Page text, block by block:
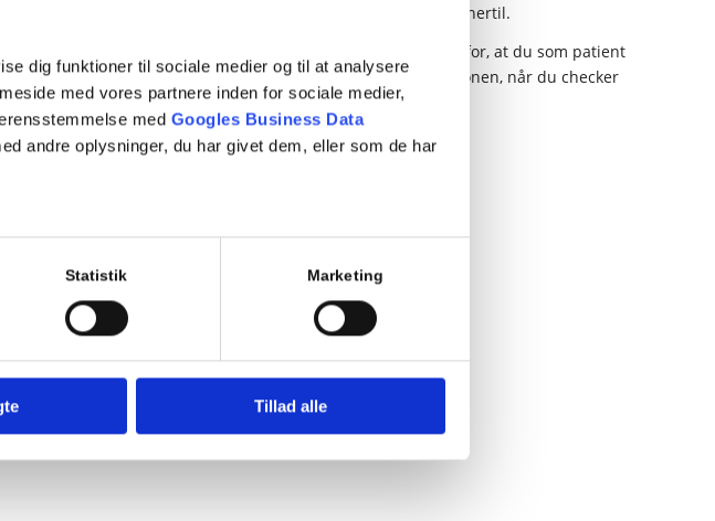
dig funktioner til sociale medier og til at analysere
med vores partnere inden for sociale medier,
med Googles Business Data
andre oplysninger, du har givet dem, eller som de har
Statistik Marketing
Tillad alle
Det er nemt at finde din tandlæge i Århus, da der går busser hertil.
Ligeledes er der i parkeringskælderen i bygningen mulighed for, at du som patient
kan få to timers gratis parkering. Dette gøres ved os i receptionen, når du checker
dig ind.